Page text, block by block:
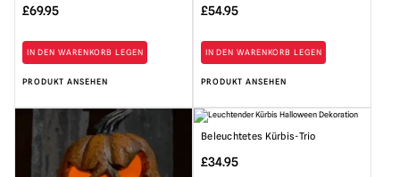
£69.95
IN DEN WARENKORB LEGEN
PRODUKT ANSEHEN
£54.95
IN DEN WARENKORB LEGEN
PRODUKT ANSEHEN
Beleuchtetes Kürbis-Trio
£34.95